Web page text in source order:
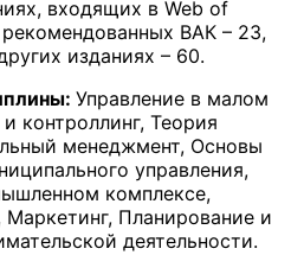
входящих в Web of
ВАК – 23,
изданиях – 60.
Управление в малом
контроллинг, Теория
менеджмент, Основы
управления,
комплексе,
Планирование и
деятельности.